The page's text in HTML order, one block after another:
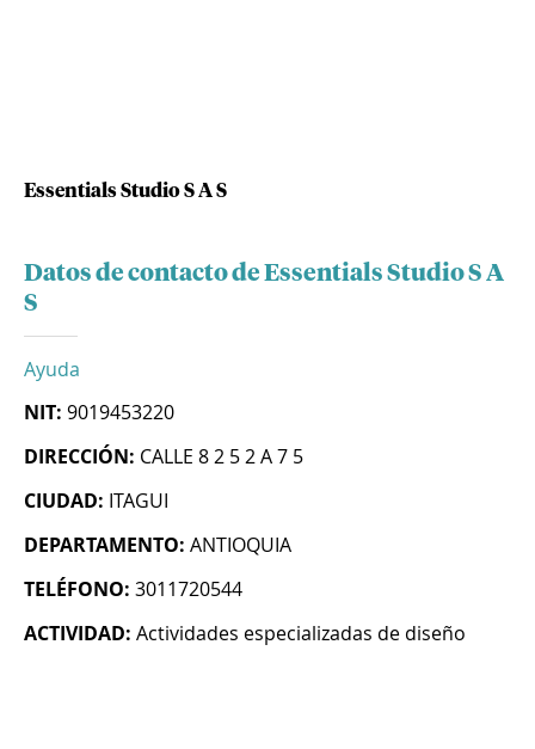
Essentials Studio S A S
Datos de contacto de Essentials Studio S A
S
Ayuda
NIT: 9019453220
DIRECCIÓN: CALLE 8 2 5 2 A 7 5
CIUDAD: ITAGUI
DEPARTAMENTO: ANTIOQUIA
TELÉFONO: 3011720544
ACTIVIDAD: Actividades especializadas de diseño